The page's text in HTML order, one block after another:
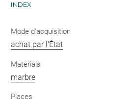
INDEX
Mode d'acquisition
achat par l'État
Materials
marbre
Places